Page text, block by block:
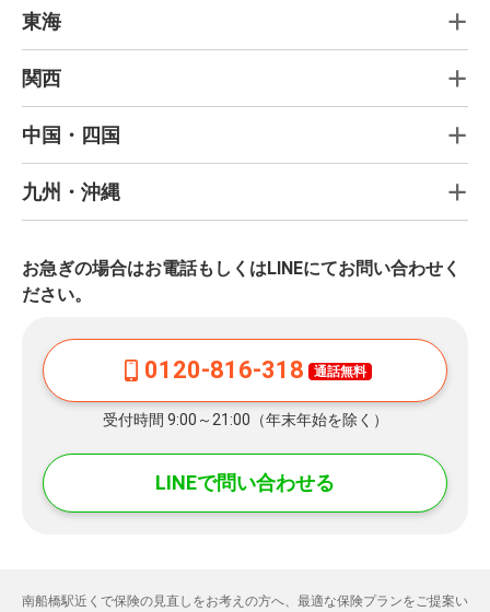
東海
関西
中国・四国
九州・沖縄
お急ぎの場合はお電話もしくはLINEにてお問い合わせく
ださい。
0120-816-318 通話無料
受付時間 9:00～21:00（年末年始を除く）
LINEで問い合わせる
南船橋駅近くで保険の見直しをお考えの方へ、最適な保険プランをご提案い